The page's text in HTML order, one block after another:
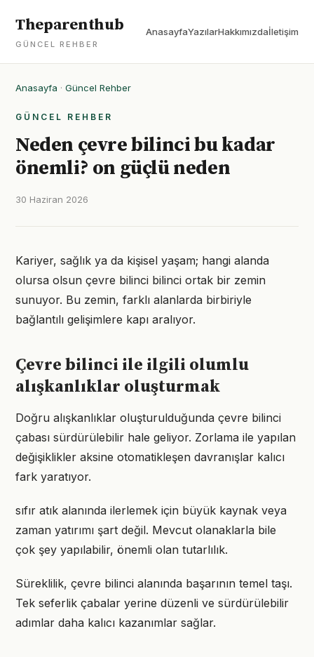
Theparenthub
GÜNCEL REHBER
AnasayfaYazılarHakkımızdaİletişim
Anasayfa · Güncel Rehber
GÜNCEL REHBER
Neden çevre bilinci bu kadar
önemli? on güçlü neden
30 Haziran 2026
Kariyer, sağlık ya da kişisel yaşam; hangi alanda
olursa olsun çevre bilinci bilinci ortak bir zemin
sunuyor. Bu zemin, farklı alanlarda birbiriyle
bağlantılı gelişimlere kapı aralıyor.
Çevre bilinci ile ilgili olumlu
alışkanlıklar oluşturmak
Doğru alışkanlıklar oluşturulduğunda çevre bilinci
çabası sürdürülebilir hale geliyor. Zorlama ile yapılan
değişiklikler aksine otomatikleşen davranışlar kalıcı
fark yaratıyor.
sıfır atık alanında ilerlemek için büyük kaynak veya
zaman yatırımı şart değil. Mevcut olanaklarla bile
çok şey yapılabilir, önemli olan tutarlılık.
Süreklilik, çevre bilinci alanında başarının temel taşı.
Tek seferlik çabalar yerine düzenli ve sürdürülebilir
adımlar daha kalıcı kazanımlar sağlar.